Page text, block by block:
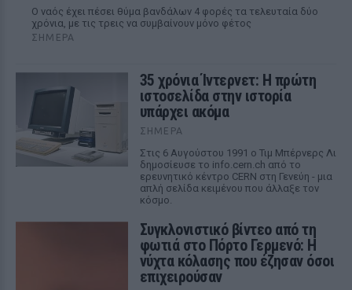
Ο ναός έχει πέσει θύμα βανδάλων 4 φορές τα τελευταία δύο
χρόνια, με τις τρεις να συμβαίνουν μόνο φέτος
ΣΉΜΕΡΑ
35 χρόνια Ίντερνετ: Η πρώτη
ιστοσελίδα στην ιστορία
υπάρχει ακόμα
ΣΉΜΕΡΑ
Στις 6 Αυγούστου 1991 ο Τιμ Μπέρνερς Λι
δημοσίευσε το info.cern.ch από το
ερευνητικό κέντρο CERN στη Γενεύη - μια
απλή σελίδα κειμένου που άλλαξε τον
κόσμο.
Συγκλονιστικό βίντεο από τη
φωτιά στο Πόρτο Γερμενό: Η
νύχτα κόλασης που έζησαν όσοι
επιχειρούσαν